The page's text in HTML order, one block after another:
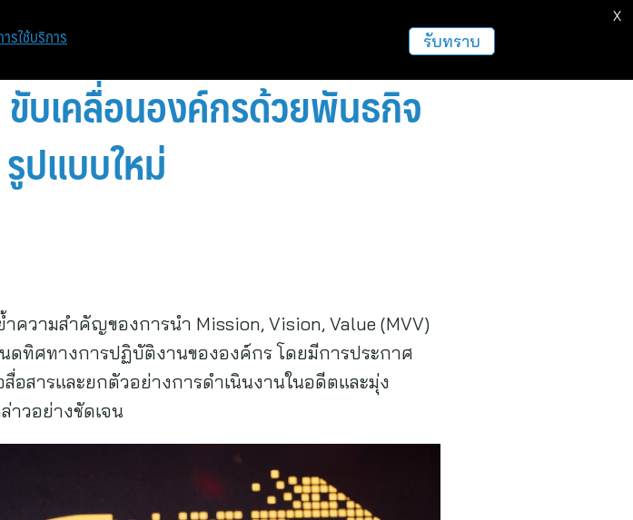
งเที่ยว ฝากข่าวประชาสัมพันธ์
บเคลื่อนองค์กรด้วยพันธกิจ
ปแบบใหม่
ความสำคัญของการนำ Mission, Vision, Value (MVV)
ดทิศทางการปฏิบัติงานขององค์กร โดยมีการประกาศ
อสารและยกตัวอย่างการดำเนินงานในอดีตและมุ่ง
วอย่างชัดเจน
รใช้บริการ รับทราบ
X